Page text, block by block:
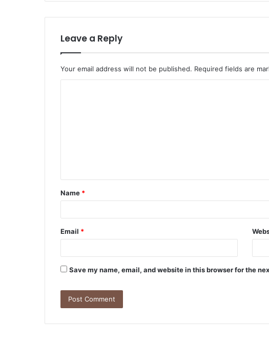
Leave a Reply
Your email address will not be published. Required fields are
t
*
Name *
Email *
Save my name, email, and website in this browser for the